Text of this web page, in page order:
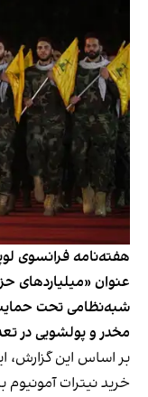
هفته‌نامه فرانسوی
عنوان «میلیاردهای
شبه‌نظامی تحت حمایت
مخدر و پولشویی در
بر اساس این گزارش،
خرید نیترات آمونیوم